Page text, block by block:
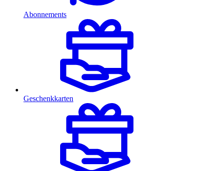
Abonnements
Geschenkkarten